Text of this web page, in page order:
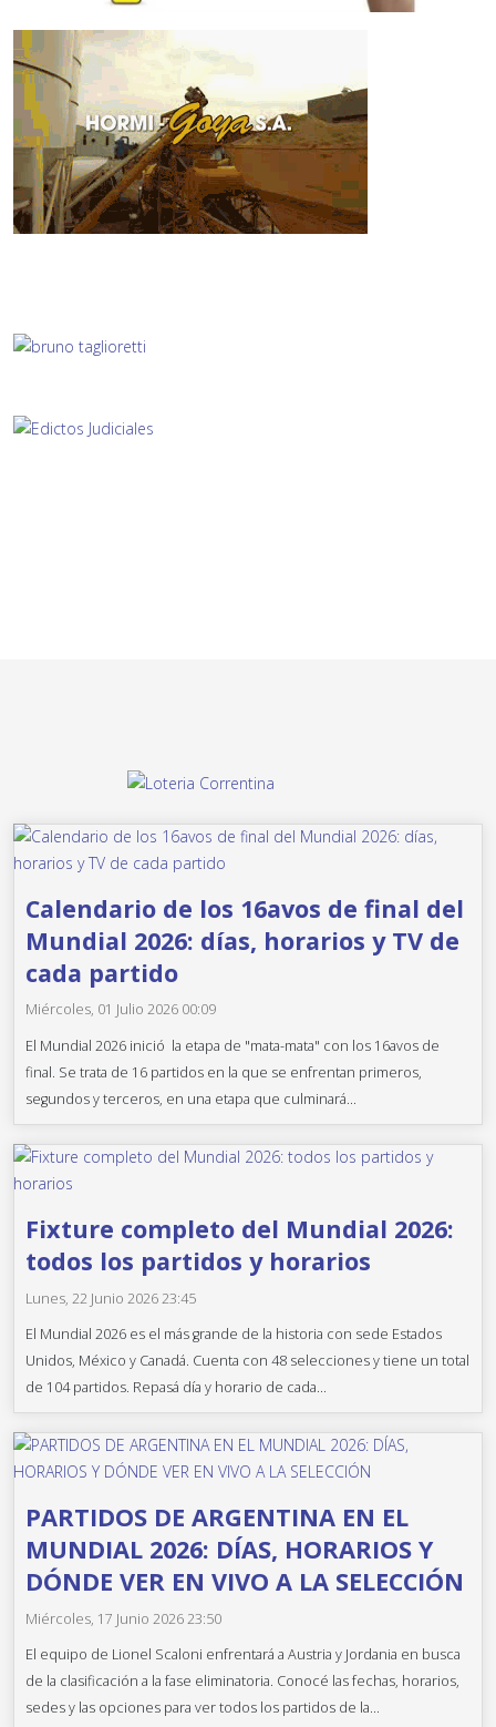
Calendario de los 16avos de final del
Mundial 2026: días, horarios y TV de
cada partido
Miércoles, 01 Julio 2026 00:09
El Mundial 2026 inició la etapa de "mata-mata" con los 16avos de
final. Se trata de 16 partidos en la que se enfrentan primeros,
segundos y terceros, en una etapa que culminará...
Fixture completo del Mundial 2026:
todos los partidos y horarios
Lunes, 22 Junio 2026 23:45
El Mundial 2026 es el más grande de la historia con sede Estados
Unidos, México y Canadá. Cuenta con 48 selecciones y tiene un total
de 104 partidos. Repasá día y horario de cada...
PARTIDOS DE ARGENTINA EN EL
MUNDIAL 2026: DÍAS, HORARIOS Y
DÓNDE VER EN VIVO A LA SELECCIÓN
Miércoles, 17 Junio 2026 23:50
El equipo de Lionel Scaloni enfrentará a Austria y Jordania en busca
de la clasificación a la fase eliminatoria. Conocé las fechas, horarios,
sedes y las opciones para ver todos los partidos de la...